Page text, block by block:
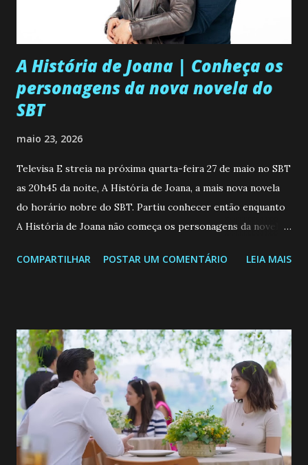
A História de Joana | Conheça os
personagens da nova novela do
SBT
maio 23, 2026
Televisa E streia na próxima quarta-feira 27 de maio no SBT
as 20h45 da noite, A História de Joana, a mais nova novela
do horário nobre do SBT. Partiu conhecer então enquanto
A História de Joana não começa os personagens da novela?
de 25/05/26 a 31/05/26 JOANA GUADALUPE (Camila
permanecer virgem até encontrar o homem que realmente
ama, o que não é fácil, já que dedica todas as suas energias a
se aprimorar, trabalhando, estudando e se orgulhando de
ser a primeira mulher da família a ingressar na
universidade. Ela tem uma personalidade muito alegre, é
muito madura para a idade, determinada, criativa e
empática. Detesta injustiças e é uma ótima amiga. Pode ser
COMPARTILHAR POSTAR UM COMENTÁRIO LEIA MAIS